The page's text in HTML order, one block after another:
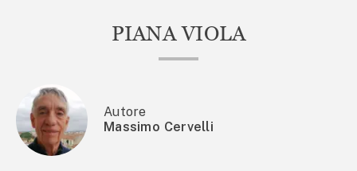
PIANA VIOLA
Autore
Massimo Cervelli